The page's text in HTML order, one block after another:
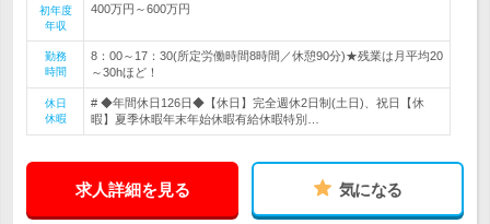
初年度
年収
400万円～600万円
勤務
時間
8：00～17：30(所定労働時間8時間／休憩90分)★残業は月平均20
～30hほど！
休日
休暇
# ◆年間休日126日◆【休日】完全週休2日制(土日)、祝日【休
暇】夏季休暇年末年始休暇有給休暇特別…
求人詳細を見る 気になる